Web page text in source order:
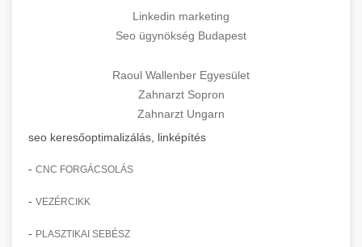
Linkedin marketing
Seo ügynökség Budapest
Raoul Wallenber Egyesület
Zahnarzt Sopron
Zahnarzt Ungarn
seo keresőoptimalizálás, linképítés
- CNC FORGÁCSOLÁS
- VEZÉRCIKK
- PLASZTIKAI SEBÉSZ